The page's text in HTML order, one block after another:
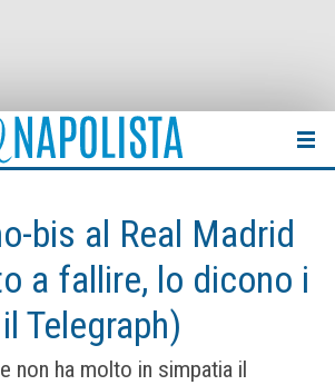
bis al Real Madrid
a fallire, lo dicono i
Telegraph)
non ha molto in simpatia il